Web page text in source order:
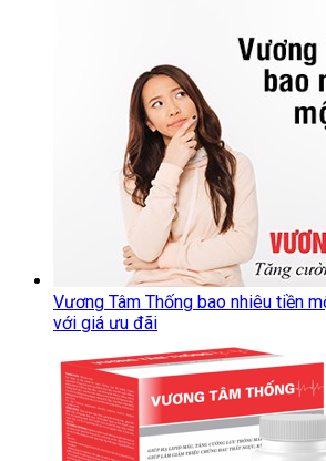
Vương Tâm Thống bao nhiêu tiền
với giá ưu đãi